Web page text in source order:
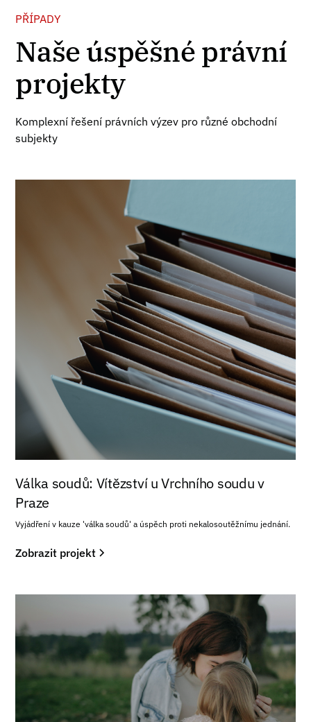
PŘÍPADY
Naše úspěšné právní
projekty
Komplexní řešení právních výzev pro různé obchodní
subjekty
Válka soudů: Vítězství u Vrchního soudu v
Praze
Vyjádření v kauze 'válka soudů' a úspěch proti nekalosoutěžnímu jednání.
Zobrazit projekt